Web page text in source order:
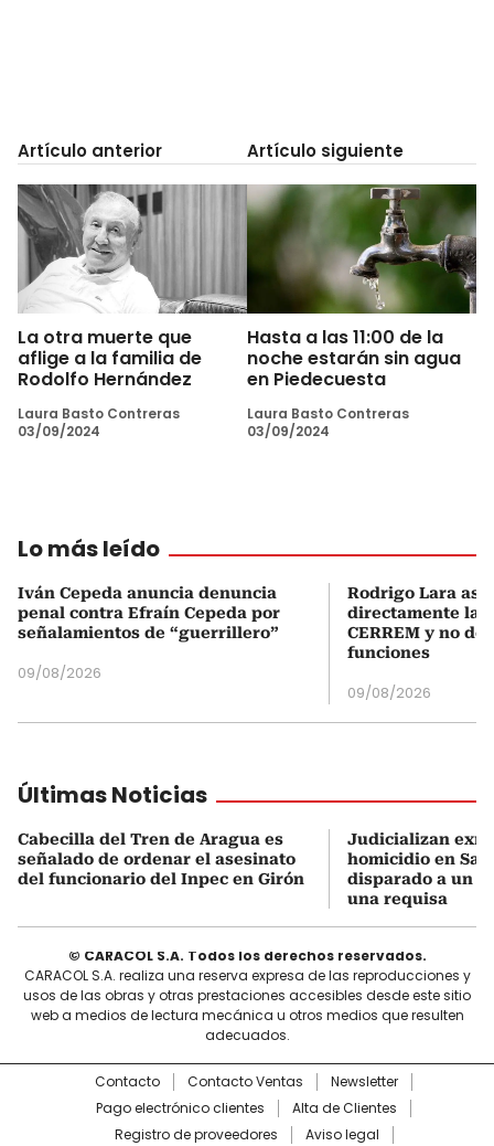
Artículo anterior
La otra muerte que
aflige a la familia de
Rodolfo Hernández
Laura Basto Contreras
03/09/2024
Artículo siguiente
Hasta a las 11:00 de la
noche estarán sin agua
en Piedecuesta
Laura Basto Contreras
03/09/2024
Lo más leído
Iván Cepeda anuncia denuncia
penal contra Efraín Cepeda por
señalamientos de “guerrillero”
09/08/2026
Rodrigo Lara
directamente la
CERREM y no
funciones
09/08/2026
Últimas Noticias
Cabecilla del Tren de Aragua es
señalado de ordenar el asesinato
del funcionario del Inpec en Girón
Judicializan
homicidio en
disparado a un
una requisa
© CARACOL S.A. Todos los derechos reservados.
CARACOL S.A. realiza una reserva expresa de las reproducciones y
usos de las obras y otras prestaciones accesibles desde este sitio
web a medios de lectura mecánica u otros medios que resulten
adecuados.
Contacto Contacto Ventas
Newsletter
Pago electrónico clientes
Alta de Clientes
Registro de proveedores
Aviso legal